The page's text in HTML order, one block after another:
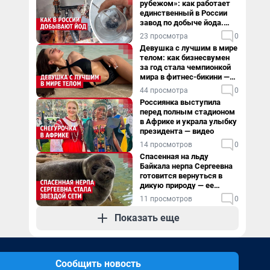
рубежом»: как работает
единственный в России
завод по добыче йода.
Видео
23 просмотра 0
Девушка с лучшим в мире
телом: как бизнесвумен
за год стала чемпионкой
мира в фитнес-бикини —
видео
44 просмотра 0
Россиянка выступила
перед полным стадионом
в Африке и украла улыбку
президента — видео
14 просмотров 0
Спасенная на льду
Байкала нерпа Сергеевна
готовится вернуться в
дикую природу — ее
видеоистория
11 просмотров 0
Показать еще
Сообщить новость